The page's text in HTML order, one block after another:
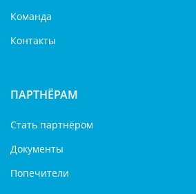
Команда
Контакты
ПАРТНЁРАМ
Стать партнёром
Документы
Попечители